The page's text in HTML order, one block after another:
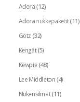
Adora(12)
Adora nukkepaketit(11)
Götz(32)
Kengät(5)
Kewpie(48)
Lee Middleton(4)
Nukensilmät(11)